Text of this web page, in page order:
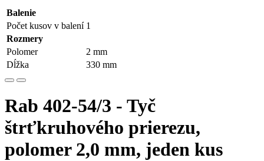
Balenie
Počet kusov v balení 1
Rozmery
Polomer
2 mm
Dĺžka
330 mm
Rab 402-54/3 - Tyč
štrťkruhového prierezu,
polomer 2,0 mm, jeden kus